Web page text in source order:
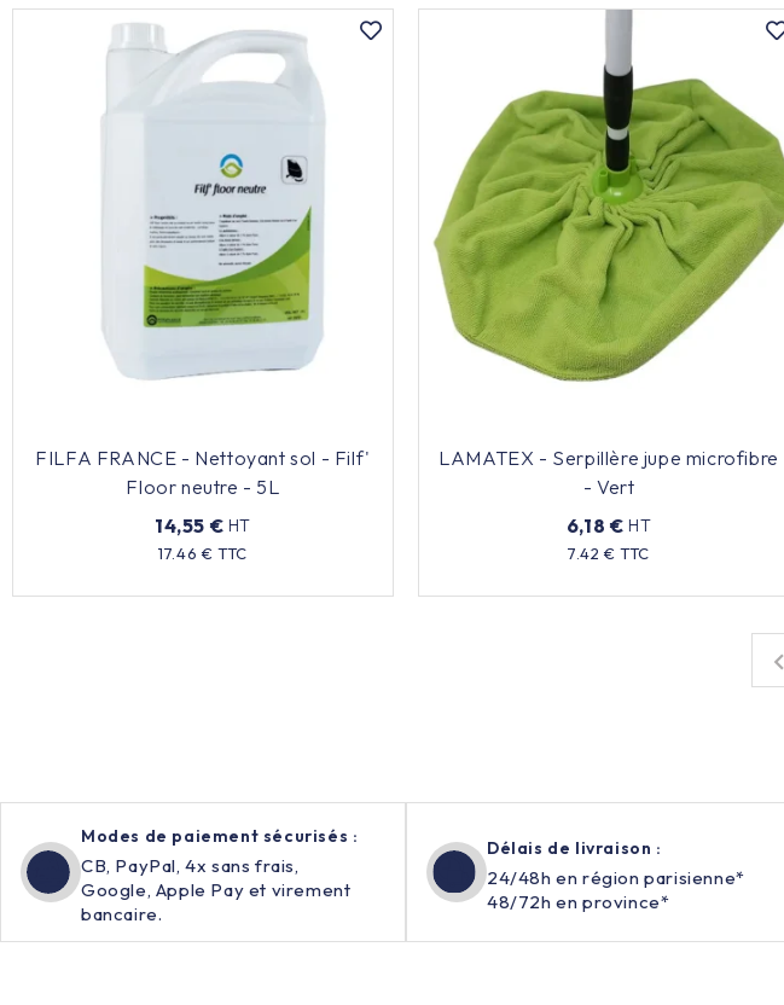
FILFA FRANCE - Nettoyant sol - Filf'
Floor neutre - 5L
14,55 € HT
17.46 € TTC
Prix
LAMATEX - Serpillère jupe microfibre
- Vert
6,18 € HT
7.42 € TTC
Prix

Modes de paiement sécurisés :
CB, PayPal, 4x sans frais,
Google, Apple Pay et virement
bancaire.
Délais de livraison :
24/48h en région parisienne*
48/72h en province*